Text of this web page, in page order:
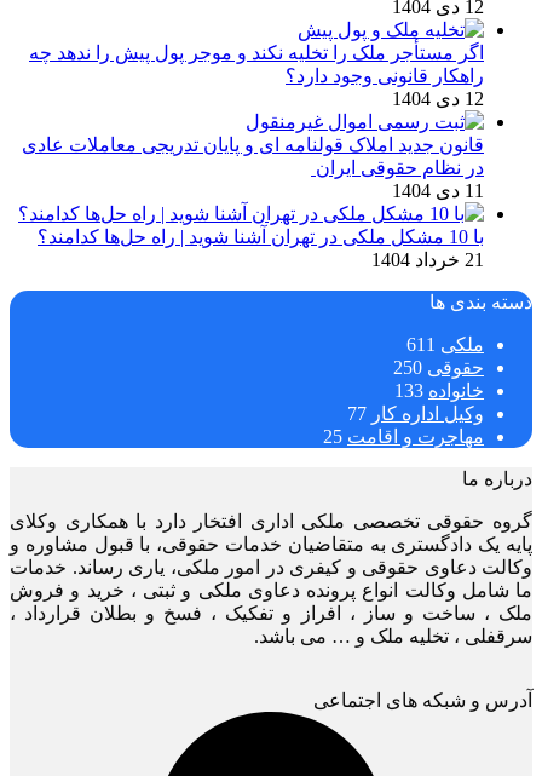
12 دی 1404
اگر مستأجر ملک را تخلیه نکند و موجر پول پیش را ندهد چه
راهکار قانونی وجود دارد؟
12 دی 1404
قانون جدید املاک قولنامه ای و پایان تدریجی معاملات عادی
در نظام حقوقی ایران
11 دی 1404
با 10 مشکل ملکی در تهران آشنا شوید | راه حل‌ها کدامند؟
21 خرداد 1404
دسته بندی ها
ملکی 611
حقوقی 250
خانواده 133
وکیل اداره کار 77
مهاجرت و اقامت 25
درباره ما
گروه حقوقی تخصصی ملکی اداری افتخار دارد با همکاری وکلای
پایه یک دادگستری به متقاضیان خدمات حقوقی، با قبول مشاوره و
وکالت دعاوی حقوقی و کیفری در امور ملکی، یاری رساند. خدمات
ما شامل وکالت انواع پرونده دعاوی ملکی و ثبتی ، خرید و فروش
ملک ، ساخت و ساز ، افراز و تفکیک ، فسخ و بطلان قرارداد ،
سرقفلی ، تخلیه ملک و … می باشد.
آدرس و شبکه های اجتماعی